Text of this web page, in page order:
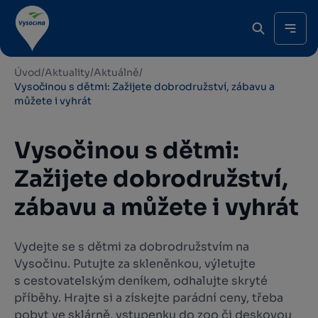
Úvod/Aktuality/Aktuálně/
Vysočinou s dětmi: Zažijete dobrodružství, zábavu a
můžete i vyhrát
Vysočinou s dětmi:
Zažijete dobrodružství,
zábavu a můžete i vyhrát
Vydejte se s dětmi za dobrodružstvím na
Vysočinu. Putujte za skleněnkou, výletujte
s cestovatelským deníkem, odhalujte skryté
příběhy. Hrajte si a získejte parádní ceny, třeba
pobyt ve sklárně, vstupenku do zoo či deskovou